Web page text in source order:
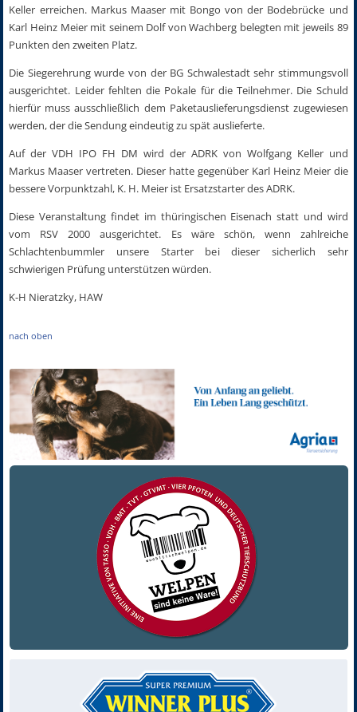
Keller erreichen. Markus Maaser mit Bongo von der Bodebrücke und
Karl Heinz Meier mit seinem Dolf von Wachberg belegten mit jeweils 89
Punkten den zweiten Platz.
Die Siegerehrung wurde von der BG Schwalestadt sehr stimmungsvoll
ausgerichtet. Leider fehlten die Pokale für die Teilnehmer. Die Schuld
hierfür muss ausschließlich dem Paketauslieferungsdienst zugewiesen
werden, der die Sendung eindeutig zu spät auslieferte.
Auf der VDH IPO FH DM wird der ADRK von Wolfgang Keller und
Markus Maaser vertreten. Dieser hatte gegenüber Karl Heinz Meier die
bessere Vorpunktzahl, K. H. Meier ist Ersatzstarter des ADRK.
Diese Veranstaltung findet im thüringischen Eisenach statt und wird
vom RSV 2000 ausgerichtet. Es wäre schön, wenn zahlreiche
Schlachtenbummler unsere Starter bei dieser sicherlich sehr
schwierigen Prüfung unterstützen würden.
K-H Nieratzky, HAW
nach oben